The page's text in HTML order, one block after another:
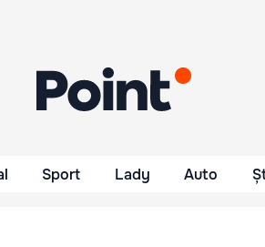
Sport Lady Auto